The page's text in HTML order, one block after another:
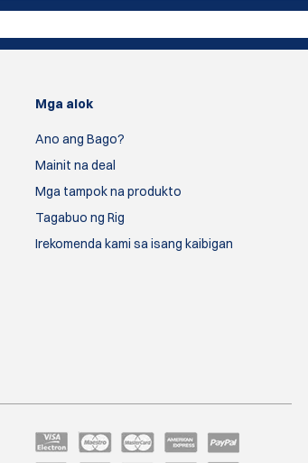
Mga alok
Ano ang Bago?
Mainit na deal
Mga tampok na produkto
Tagabuo ng Rig
Irekomenda kami sa isang kaibigan